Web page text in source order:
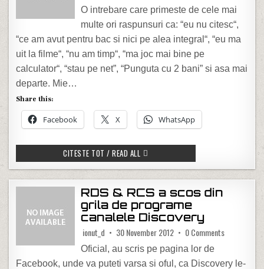
O intrebare care primeste de cele mai
multe ori raspunsuri ca: “eu nu citesc“,
“ce am avut pentru bac si nici pe alea integral“, “eu ma
uit la filme“, “nu am timp“, “ma joc mai bine pe
calculator“, “stau pe net”, “Punguta cu 2 bani” si asa mai
departe. Mie…
Share this:
Facebook X WhatsApp
CITESTE TOT / READ ALL CE CARTE AI CITIT ULTIMA OARA?
RDS & RCS a scos din
grila de programe
canalele Discovery
ionut_d 30 November 2012 0 Commentson RDS &
Oficial, au scris pe pagina lor de
Facebook, unde va puteti varsa si oful, ca Discovery le-